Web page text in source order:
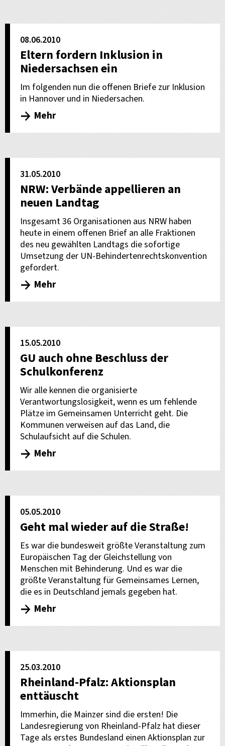
08.06.2010
Eltern fordern Inklusion in
Niedersachsen ein
Im folgenden nun die offenen Briefe zur Inklusion
in Hannover und in Niedersachen.
Mehr
31.05.2010
NRW: Verbände appellieren an
neuen Landtag
Insgesamt 36 Organisationen aus NRW haben
heute in einem offenen Brief an alle Fraktionen
des neu gewählten Landtags die sofortige
Umsetzung der UN-Behindertenrechtskonvention
gefordert.
Mehr
15.05.2010
GU auch ohne Beschluss der
Schulkonferenz
Wir alle kennen die organisierte
Verantwortungslosigkeit, wenn es um fehlende
Plätze im Gemeinsamen Unterricht geht. Die
Kommunen verweisen auf das Land, die
Schulaufsicht auf die Schulen.
Mehr
05.05.2010
Geht mal wieder auf die Straße!
Es war die bundesweit größte Veranstaltung zum
Europäischen Tag der Gleichstellung von
Menschen mit Behinderung. Und es war die
größte Veranstaltung für Gemeinsames Lernen,
die es in Deutschland jemals gegeben hat.
Mehr
25.03.2010
Rheinland-Pfalz: Aktionsplan
enttäuscht
Immerhin, die Mainzer sind die ersten! Die
Landesregierung von Rheinland-Pfalz hat dieser
Tage als erstes Bundesland einen Aktionsplan zur